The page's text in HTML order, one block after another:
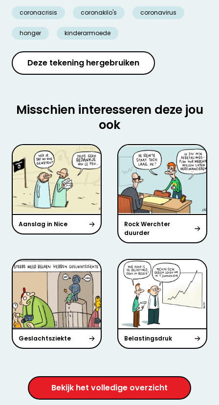
coronacrisis coronakilo's coronavirus
honger kinderarmoede
Deze tekening hergebruiken
Misschien interesseren deze jou
ook
Aanslag in Nice
Rock Werchter
duurder
Geslachtsziekte Belastingsdruk
Bekijk het volledige overzicht